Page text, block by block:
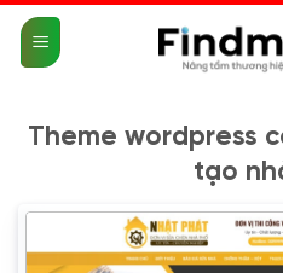
qua
nội
Theme wordpress
tạo